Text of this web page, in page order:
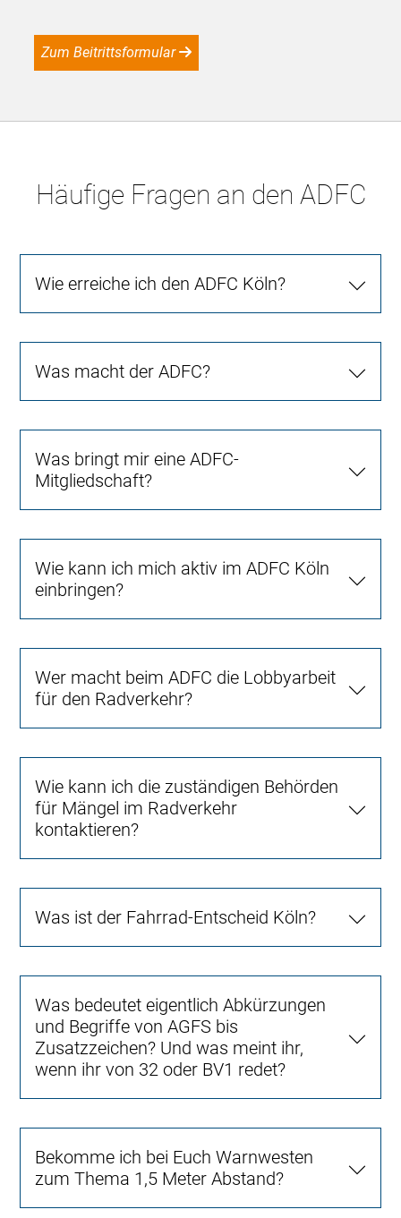
Zum Beitrittsformular
Häufige Fragen an den ADFC
Wie erreiche ich den ADFC Köln?
Was macht der ADFC?
Was bringt mir eine ADFC-
Mitgliedschaft?
Wie kann ich mich aktiv im ADFC Köln
einbringen?
Wer macht beim ADFC die Lobbyarbeit
für den Radverkehr?
Wie kann ich die zuständigen Behörden
für Mängel im Radverkehr
kontaktieren?
Was ist der Fahrrad-Entscheid Köln?
Was bedeutet eigentlich Abkürzungen
und Begriffe von AGFS bis
Zusatzzeichen? Und was meint ihr,
wenn ihr von 32 oder BV1 redet?
Bekomme ich bei Euch Warnwesten
zum Thema 1,5 Meter Abstand?